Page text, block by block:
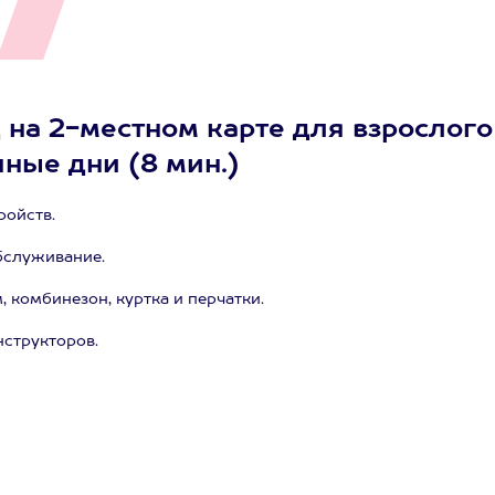
2-местном карте для
дни (8 мин.)
куртка и перчатки.